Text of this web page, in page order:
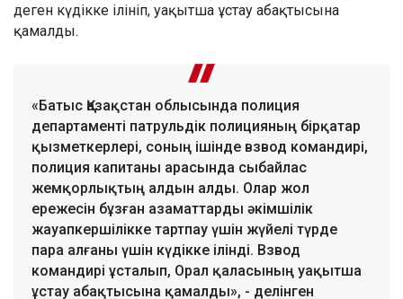
деген күдікке ілініп, уақытша ұстау абақтысына
қамалды.
«Батыс Қазақстан облысында полиция
департаменті патрульдік полицияның бірқатар
қызметкерлері, соның ішінде взвод командирі,
полиция капитаны арасында сыбайлас
жемқорлықтың алдын алды. Олар жол
ережесін бұзған азаматтарды әкімшілік
жауапкершілікке тартпау үшін жүйелі түрде
пара алғаны үшін күдікке ілінді. Взвод
командирі ұсталып, Орал қаласының уақытша
ұстау абақтысына қамалды», - делінген